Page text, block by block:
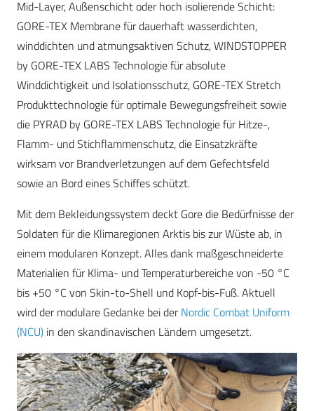
Mid-Layer, Außenschicht oder hoch isolierende Schicht:
GORE-TEX Membrane für dauerhaft wasserdichten,
winddichten und atmungsaktiven Schutz, WINDSTOPPER
by GORE-TEX LABS Technologie für absolute
Winddichtigkeit und Isolationsschutz, GORE-TEX Stretch
Produkttechnologie für optimale Bewegungsfreiheit sowie
die PYRAD by GORE-TEX LABS Technologie für Hitze-,
Flamm- und Stichflammenschutz, die Einsatzkräfte
wirksam vor Brandverletzungen auf dem Gefechtsfeld
sowie an Bord eines Schiffes schützt.
Mit dem Bekleidungssystem deckt Gore die Bedürfnisse der
Soldaten für die Klimaregionen Arktis bis zur Wüste ab, in
einem modularen Konzept. Alles dank maßgeschneiderte
Materialien für Klima- und Temperaturbereiche von -50 °C
bis +50 °C von Skin-to-Shell und Kopf-bis-Fuß. Aktuell
wird der modulare Gedanke bei derNordic Combat Uniform
(NCU) in den skandinavischen Ländern umgesetzt.